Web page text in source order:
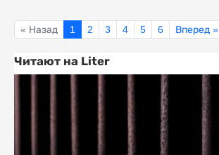
« Назад 1 2 3 4 5 6 Вперед »
Читают на Liter